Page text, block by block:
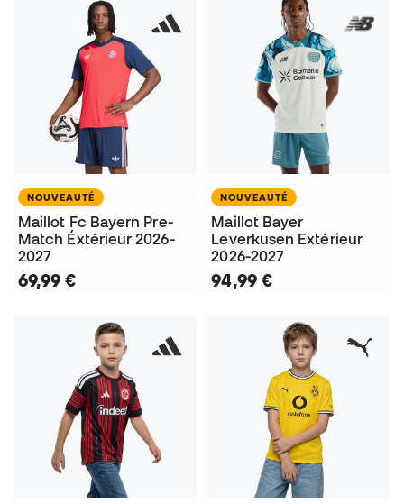
NOUVEAUTÉ
Maillot Fc Bayern Pre-
Match Éxtérieur 2026-
2027
69,99 €
NOUVEAUTÉ
Maillot Bayer
Leverkusen Extérieur
2026-2027
94,99 €